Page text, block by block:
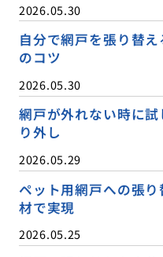
2026.05.30
自分で網戸を張り替
のコツ
2026.05.30
網戸が外れない時に
り外し
2026.05.29
ペット用網戸への張
材で実現
2026.05.25